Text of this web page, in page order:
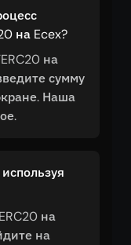
на Ecex?
на
сумму
Наша
на
на